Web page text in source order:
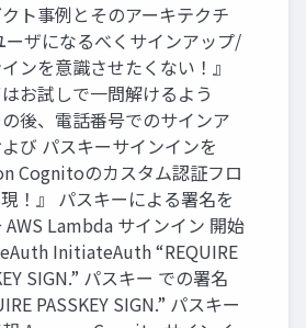
ト事例とそのアーキテクチ
ーザになるべくサインアップ/
ンを意識させたくない！』
はお試しで一問解けるよう
後、電話番号でのサインア
び パスキーサインインを
Cognitoのカスタム認証フロ
！』 パスキーによる署名を
Lambda サインイン 開始
InitiateAuth “REQUIRE
SIGN.” パスキー での署名
PASSKEY SIGN.” パスキー